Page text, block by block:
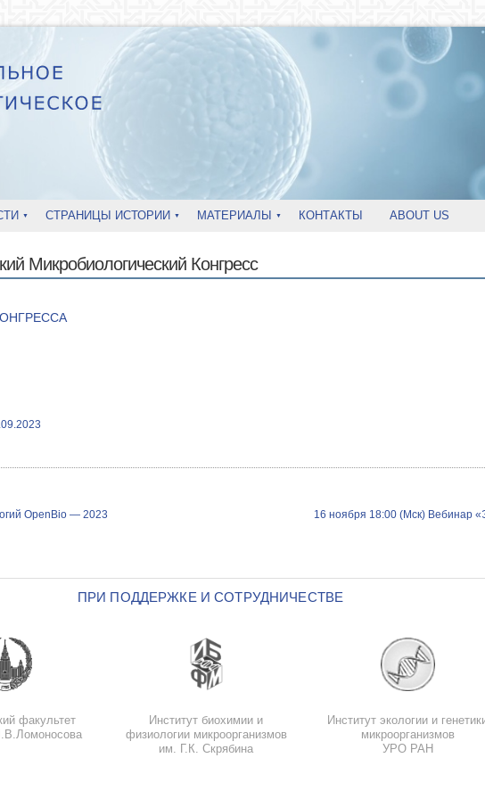
СТРАНИЦЫ ИСТОРИИ МАТЕРИАЛЫ КОНТАКТЫ ABOUT US
Микробиологический Конгресс
OpenBio — 2023 16 ноября 18:00 (Мск) Вебинар
ПРИ ПОДДЕРЖКЕ И СОТРУДНИЧЕСТВЕ
факультет
Институт биохимии и
физиологии микроорганизмов
им. Г.К. Скрябина
Институт экологии и
микроорганизмов
УРО РАН